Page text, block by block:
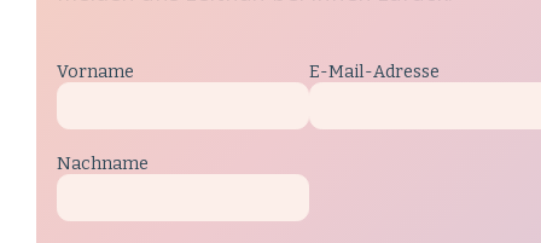
Vorname
Nachname
E-Mail-Adresse